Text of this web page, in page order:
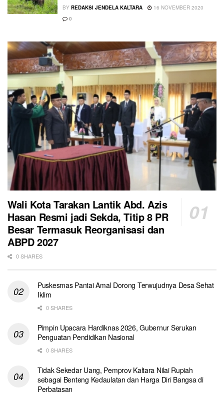
BY REDAKSI JENDELA KALTARA
16 NOVEMBER 2020
0
Wali Kota Tarakan Lantik Abd. Azis
Hasan Resmi jadi Sekda, Titip 8 PR
Besar Termasuk Reorganisasi dan
ABPD 2027
0 SHARES
Puskesmas Pantai Amal Dorong Terwujudnya Desa Sehat
Iklim
0 SHARES
Pimpin Upacara Hardiknas 2026, Gubernur Serukan
Penguatan Pendidikan Nasional
0 SHARES
Tidak Sekedar Uang, Pemprov Kaltara Nilai Rupiah
sebagai Benteng Kedaulatan dan Harga Diri Bangsa di
Perbatasan